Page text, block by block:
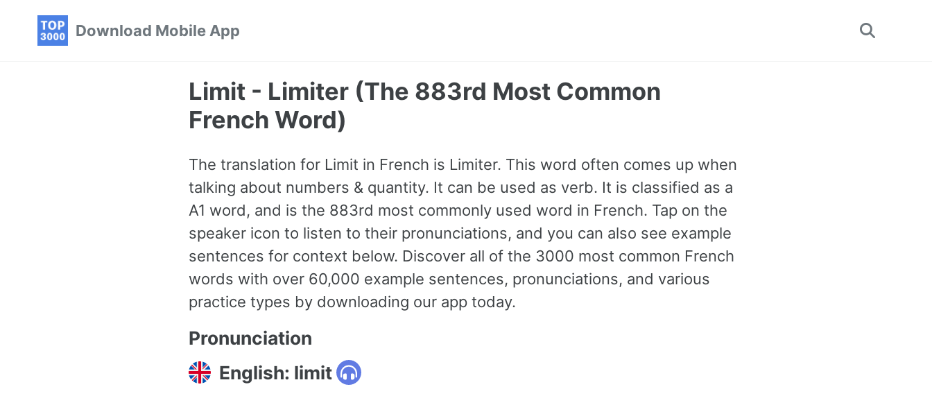
Download Mobile App
Toggle
Limit - Limiter (The 883rd Most Common
French Word)
The translation for Limit in French is Limiter. This word often comes up when
talking about numbers & quantity. It can be used as verb. It is classified as a
A1 word, and is the 883rd most commonly used word in French. Tap on the
speaker icon to listen to their pronunciations, and you can also see example
sentences for context below. Discover all of the 3000 most common French
words with over 60,000 example sentences, pronunciations, and various
practice types by downloading our app today.
Pronunciation
English: limit